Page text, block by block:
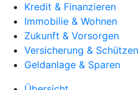
Kredit & Finanzieren
Immobilie & Wohnen
Zukunft & Vorsorgen
Versicherung & Schützen
Geldanlage & Sparen